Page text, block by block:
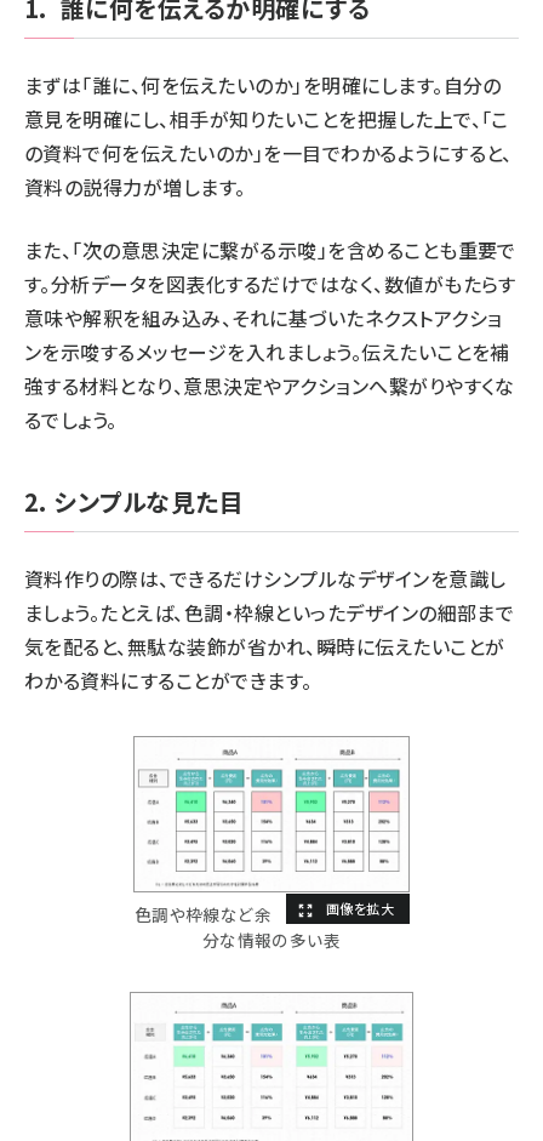
1. 誰に何を伝えるか明確にする
まずは「誰に、何を伝えたいのか」を明確にします。自分の
意見を明確にし、相手が知りたいことを把握した上で、「こ
の資料で何を伝えたいのか」を一目でわかるようにすると、
資料の説得力が増します。
また、「次の意思決定に繋がる示唆」を含めることも重要で
す。分析データを図表化するだけではなく、数値がもたらす
意味や解釈を組み込み、それに基づいたネクストアクショ
ンを示唆するメッセージを入れましょう。伝えたいことを補
強する材料となり、意思決定やアクションへ繋がりやすくな
るでしょう。
2. シンプルな見た目
資料作りの際は、できるだけシンプルなデザインを意識し
ましょう。たとえば、色調・枠線といったデザインの細部まで
気を配ると、無駄な装飾が省かれ、瞬時に伝えたいことが
わかる資料にすることができます。
色調や枠線など余
分な情報の多い表